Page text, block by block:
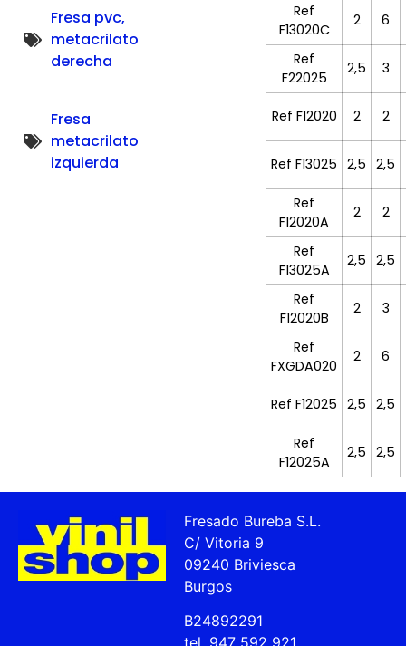
Fresa pvc,
metacrilato
derecha
Fresa
metacrilato
izquierda
Ref
F13020C
2 6
Ref
F22025
2,5 3
Ref F12020 2 2
Ref F13025 2,5 2,5
Ref
F12020A
2 2
Ref
F13025A
2,5 2,5
Ref
F12020B
2 3
Ref
FXGDA020
2 6
Ref F12025 2,5 2,5
Ref
F12025A
2,5 2,5
Fresado Bureba S.L.
C/ Vitoria 9
09240 Briviesca
Burgos
B24892291